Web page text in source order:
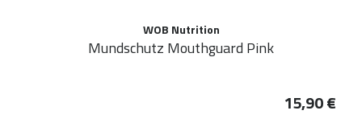
WOB Nutrition
Mundschutz Mouthguard Pink
15,90 €